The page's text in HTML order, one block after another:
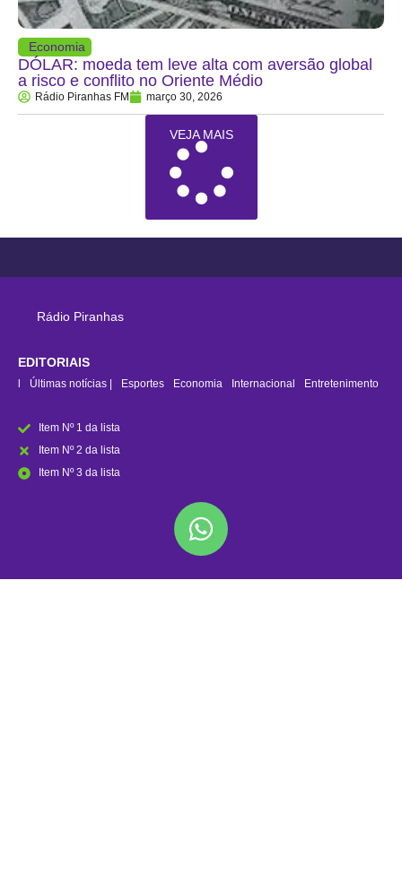
Economia
DÓLAR: moeda tem leve alta com aversão global
a risco e conflito no Oriente Médio
Rádio Piranhas FM março 30, 2026
VEJA MAIS
Rádio Piranhas
EDITORIAIS
Últimas notícias | Esportes Economia Internacional Entretenimento
Item Nº 1 da lista
Item Nº 2 da lista
Item Nº 3 da lista